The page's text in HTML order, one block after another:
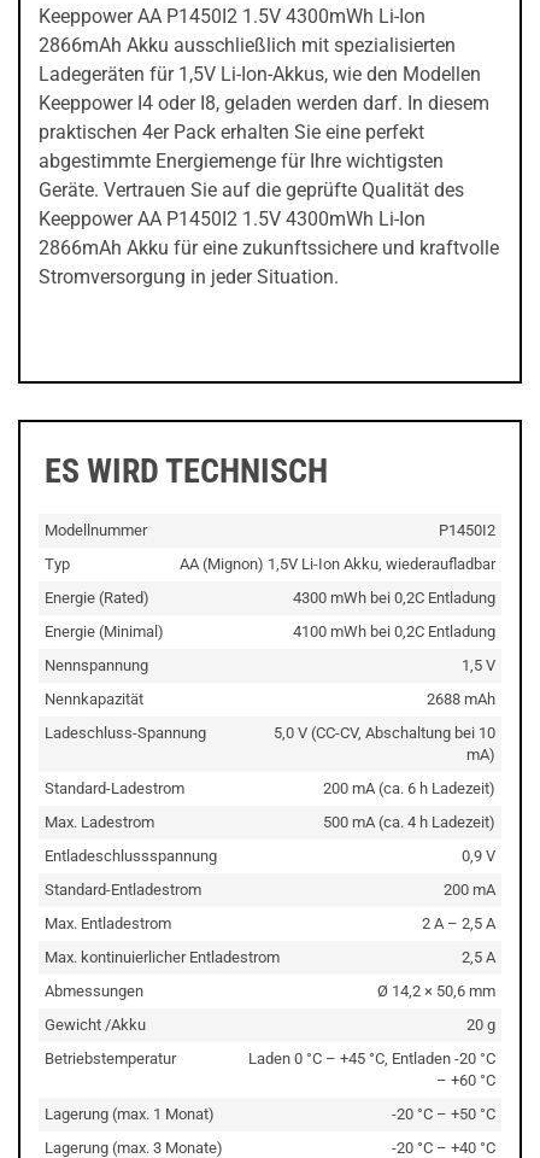
Keeppower AA P1450I2 1.5V 4300mWh Li-Ion
2866mAh Akku ausschließlich mit spezialisierten
Ladegeräten für 1,5V Li-Ion-Akkus, wie den Modellen
Keeppower I4 oder I8, geladen werden darf. In diesem
praktischen 4er Pack erhalten Sie eine perfekt
abgestimmte Energiemenge für Ihre wichtigsten
Geräte. Vertrauen Sie auf die geprüfte Qualität des
Keeppower AA P1450I2 1.5V 4300mWh Li-Ion
2866mAh Akku für eine zukunftssichere und kraftvolle
Stromversorgung in jeder Situation.
ES WIRD TECHNISCH
Modellnummer
P1450I2
Typ
AA (Mignon) 1,5V Li-Ion Akku, wiederaufladbar
Energie (Rated)
4300 mWh bei 0,2C Entladung
Energie (Minimal)
4100 mWh bei 0,2C Entladung
Nennspannung
1,5 V
Nennkapazität
2688 mAh
Ladeschluss-Spannung
5,0 V (CC-CV, Abschaltung bei 10
mA)
Standard-Ladestrom
200 mA (ca. 6 h Ladezeit)
Max. Ladestrom
500 mA (ca. 4 h Ladezeit)
Entladeschlussspannung
0,9 V
Standard-Entladestrom
200 mA
Max. Entladestrom
2 A – 2,5 A
Max. kontinuierlicher Entladestrom
2,5 A
Abmessungen
Ø 14,2 × 50,6 mm
Gewicht /Akku
20 g
Betriebstemperatur
Laden 0 °C – +45 °C, Entladen -20 °C
– +60 °C
Lagerung (max. 1 Monat)
-20 °C – +50 °C
Lagerung (max. 3 Monate)
-20 °C – +40 °C